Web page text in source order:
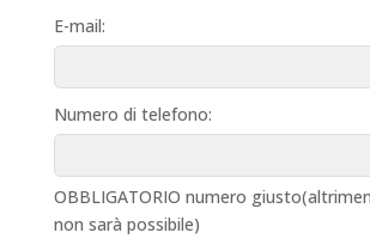
E-mail:
Numero di telefono:
OBBLIGATORIO numero
non sarà possibile)